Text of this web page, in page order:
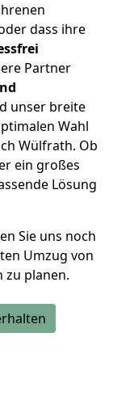
dass ihre
Partner
unser breite
Wahl
Wülfrath. Ob
ein großes
Lösung
Sie uns noch
Umzug von
zu planen.